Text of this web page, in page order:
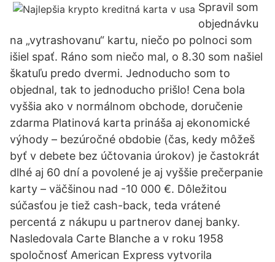
Spravil som
objednávku
na „vytrashovanu“ kartu, niečo po polnoci som
išiel spať. Ráno som niečo mal, o 8.30 som našiel
škatuľu predo dvermi. Jednoducho som to
objednal, tak to jednoducho prišlo! Cena bola
vyššia ako v normálnom obchode, doručenie
zdarma Platinová karta prináša aj ekonomické
výhody – bezúročné obdobie (čas, kedy môžeš
byť v debete bez účtovania úrokov) je častokrát
dlhé aj 60 dní a povolené je aj vyššie prečerpanie
karty – väčšinou nad -10 000 €. Dôležitou
súčasťou je tiež cash-back, teda vrátené
percentá z nákupu u partnerov danej banky.
Nasledovala Carte Blanche a v roku 1958
spoločnosť American Express vytvorila